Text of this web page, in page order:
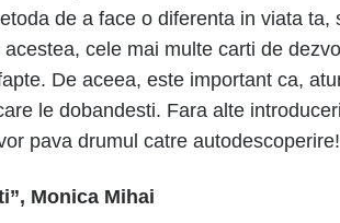
de a face o diferenta in viata
cele mai multe carti de
De aceea, este important ca,
le dobandesti. Fara alte
pava drumul catre autodescoperire!
Monica Mihai